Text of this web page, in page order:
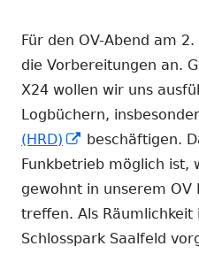
Für den OV-Abend am
die Vorbereitungen an.
X24 wollen wir uns
Logbüchern,
(HRD)
In
neuem
Fenster
öffnen
beschäftigen.
Funkbetrieb möglich ist,
gewohnt in unserem OV
treffen. Als
Schlosspark Saalfeld